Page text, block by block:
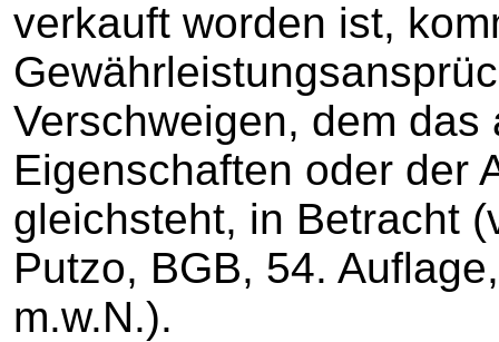
verkauft worden ist,
Verschweigen, dem
Eigenschaften oder der
gleichsteht, in Betracht
Putzo, BGB, 54.
m.w.N.).